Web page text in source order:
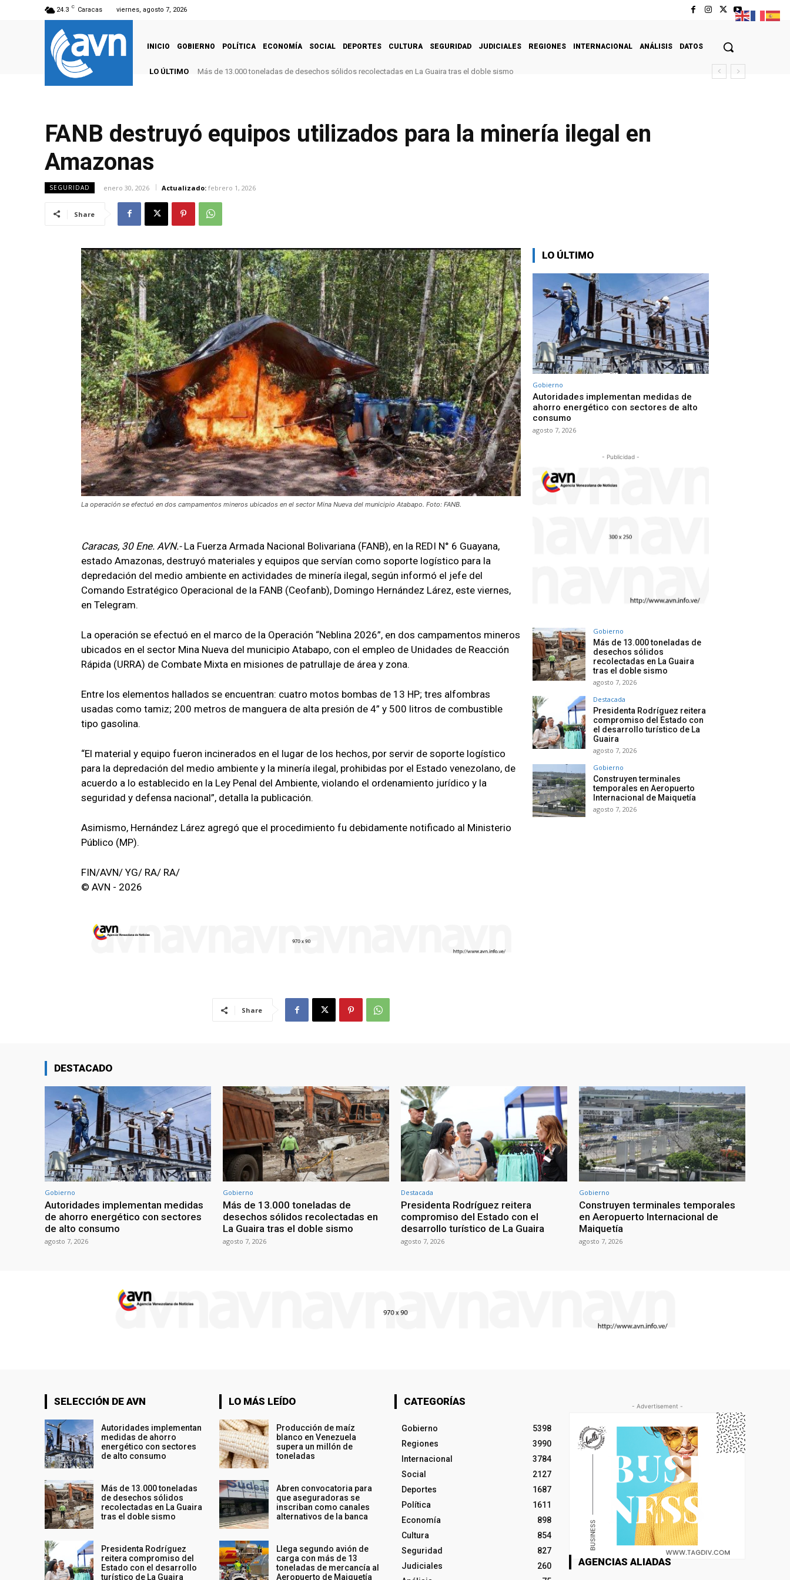
24.3 C Caracas viernes, agosto 7, 2026
INICIO GOBIERNO POLÍTICA ECONOMÍA SOCIAL DEPORTES CULTURA SEGURIDAD JUDICIALES REGIONES INTERNACIONAL ANÁLISIS DATOS
LO ÚLTIMO Más de 13.000 toneladas de desechos sólidos recolectadas en La Guaira tras el doble sismo
FANB destruyó equipos utilizados para la minería ilegal en
Amazonas
SEGURIDAD enero 30, 2026 Actualizado: febrero 1, 2026
Share
La operación se efectuó en dos campamentos mineros ubicados en el sector Mina Nueva del municipio Atabapo. Foto: FANB.
Caracas, 30 Ene. AVN.- La Fuerza Armada Nacional Bolivariana (FANB), en la REDI N° 6 Guayana,
estado Amazonas, destruyó materiales y equipos que servían como soporte logístico para la
depredación del medio ambiente en actividades de minería ilegal, según informó el jefe del
Comando Estratégico Operacional de la FANB (Ceofanb), Domingo Hernández Lárez, este viernes,
en Telegram.
La operación se efectuó en el marco de la Operación “Neblina 2026”, en dos campamentos mineros
ubicados en el sector Mina Nueva del municipio Atabapo, con el empleo de Unidades de Reacción
Rápida (URRA) de Combate Mixta en misiones de patrullaje de área y zona.
Entre los elementos hallados se encuentran: cuatro motos bombas de 13 HP; tres alfombras
usadas como tamiz; 200 metros de manguera de alta presión de 4” y 500 litros de combustible
tipo gasolina.
“El material y equipo fueron incinerados en el lugar de los hechos, por servir de soporte logístico
para la depredación del medio ambiente y la minería ilegal, prohibidas por el Estado venezolano, de
acuerdo a lo establecido en la Ley Penal del Ambiente, violando el ordenamiento jurídico y la
seguridad y defensa nacional”, detalla la publicación.
Asimismo, Hernández Lárez agregó que el procedimiento fu debidamente notificado al Ministerio
Público (MP).
FIN/AVN/ YG/ RA/ RA/
© AVN - 2026
Share
LO ÚLTIMO
Gobierno
Autoridades implementan medidas de
ahorro energético con sectores de alto
consumo
agosto 7, 2026
- Publicidad -
Gobierno
Más de 13.000 toneladas de
desechos sólidos
recolectadas en La Guaira
tras el doble sismo
agosto 7, 2026
Destacada
Presidenta Rodríguez reitera
compromiso del Estado con
el desarrollo turístico de La
Guaira
agosto 7, 2026
Gobierno
Construyen terminales
temporales en Aeropuerto
Internacional de Maiquetía
agosto 7, 2026
DESTACADO
Gobierno
Autoridades implementan medidas
de ahorro energético con sectores
de alto consumo
agosto 7, 2026
Gobierno
Más de 13.000 toneladas de
desechos sólidos recolectadas en
La Guaira tras el doble sismo
agosto 7, 2026
Destacada
Presidenta Rodríguez reitera
compromiso del Estado con el
desarrollo turístico de La Guaira
agosto 7, 2026
Gobierno
Construyen terminales temporales
en Aeropuerto Internacional de
Maiquetía
agosto 7, 2026
SELECCIÓN DE AVN
Autoridades implementan
medidas de ahorro
energético con sectores
de alto consumo
Más de 13.000 toneladas
de desechos sólidos
recolectadas en La Guaira
tras el doble sismo
Presidenta Rodríguez
reitera compromiso del
Estado con el desarrollo
turístico de La Guaira
LO MÁS LEÍDO
Producción de maíz
blanco en Venezuela
supera un millón de
toneladas
Abren convocatoria para
que aseguradoras se
inscriban como canales
alternativos de la banca
Llega segundo avión de
carga con más de 13
toneladas de mercancía al
Aeropuerto de Maiquetía
CATEGORÍAS
Gobierno
5398
Regiones
3990
Internacional
3784
Social
2127
Deportes
1687
Política
1611
Economía
898
Cultura
854
Seguridad
827
Judiciales
260
- Advertisement -
AGENCIAS ALIADAS